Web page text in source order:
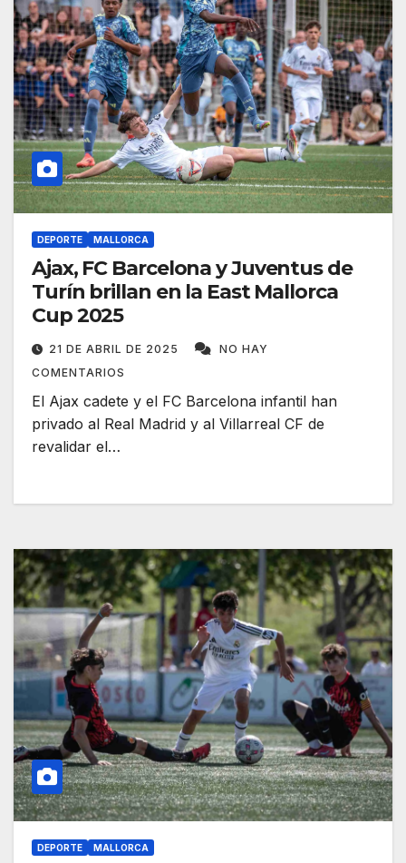
DEPORTE MALLORCA
Ajax, FC Barcelona y Juventus de
Turín brillan en la East Mallorca
Cup 2025
21 DE ABRIL DE 2025
NO HAY
COMENTARIOS
El Ajax cadete y el FC Barcelona infantil han
privado al Real Madrid y al Villarreal CF de
revalidar el…
DEPORTE MALLORCA